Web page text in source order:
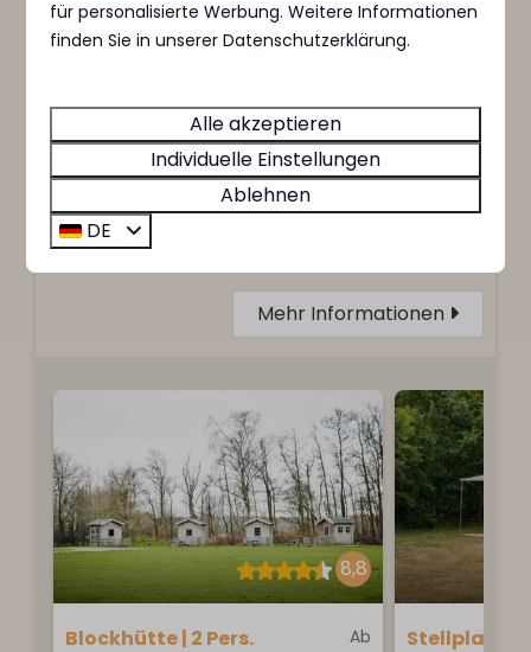
Übernachten Sie in Luxusvillen in der
Gemeinde Bloemendaal, in der Nähe
berühmter Badeorte. Genießen Sie
abenteuerliche Wälder und Dünen oder einen
entspannten Tag am Strand.
Mehr Informationen
8,8
Ab
Blockhütte | 2 Pers.
Stellplatz |
für personalisierte Werbung. Weitere Informationen
finden Sie in unserer Datenschutzerklärung.
Alle akzeptieren
Individuelle Einstellungen
Ablehnen
DE